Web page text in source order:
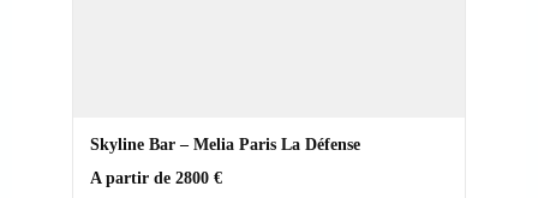
Skyline Bar – Melia Paris La Défense
A partir de 2800 €